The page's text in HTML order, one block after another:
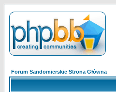
Forum Sandomierskie Strona Główna